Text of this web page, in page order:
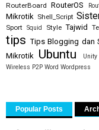
RouterBoard
RouterOS
Mikrotik Shell_Script
Sport Squid Style Tajwid
tips Tips Blogging dan
Mikrotik Ubuntu Unity
Wireless P2P Word Wordpress
Popular Posts